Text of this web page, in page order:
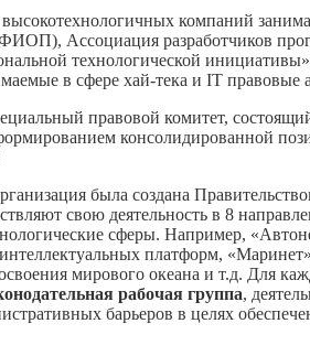
компаний
Ассоциация разработчиков
технологической
в сфере хай-тека и IT правовые
правовой комитет,
консолидированной
была создана
свою деятельность в 8
сферы. Например,
платформ,
мирового океана и т.д. Для
рабочая группа,
барьеров в целях